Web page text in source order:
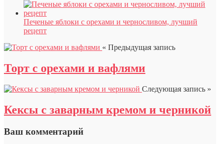
Печеные яблоки с орехами и черносливом, лучший
рецепт
« Предыдущая запись
Торт с орехами и вафлями
Следующая запись »
Кексы с заварным кремом и черникой
Ваш комментарий